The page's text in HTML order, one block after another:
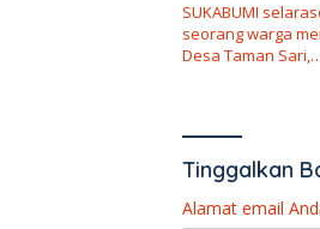
SUKABUMI
seorang warga
Desa Taman
Tinggalkan
Alamat email